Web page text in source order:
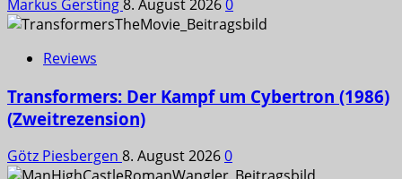
Markus Gersting8. August 20260
Reviews
Transformers: Der Kampf um Cybertron (1986)
(Zweitrezension)
Götz Piesbergen 8. August 20260